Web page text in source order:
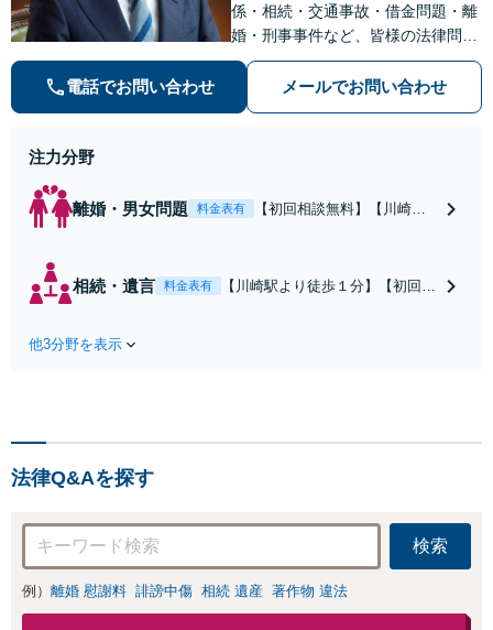
係・相続・交通事故・借金問題・離
婚・刑事事件など、皆様の法律問題
を解決すべく、親身になって取り組
みます。クチコミ・リピーターの方
も多数。お気軽にお問い合わせ下さ
電話でお問い合わせ メールでお問い合わせ
注力分野
離婚・男女問題 料金表有
【初回相談無料】【川崎駅
割・婚姻費用・養育費・財
相続・遺言 料金表有
【川崎駅より徒歩１分】【初回相
他3分野を表示
法律Q&Aを探す
検索
例） 離婚 慰謝料 誹謗中傷 相続 遺産 著作物 違法